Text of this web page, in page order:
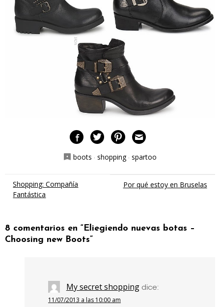
boots · shopping· spartoo
Navegación
de
Shopping: Compañía
Fantástica
Por qué estoy en Bruselas
8 comentarios en “Eliegiendo nuevas botas –
Choosing new Boots”
My secret shopping dice:
11/07/2013 a las 10:00 am